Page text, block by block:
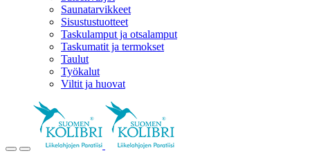
Saunatarvikkeet
Sisustustuotteet
Taskulamput ja otsalamput
Taskumatit ja termokset
Taulut
Työkalut
Viltit ja huovat